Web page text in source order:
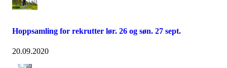
Hoppsamling for rekrutter lør. 26 og søn. 27 sept.
20.09.2020